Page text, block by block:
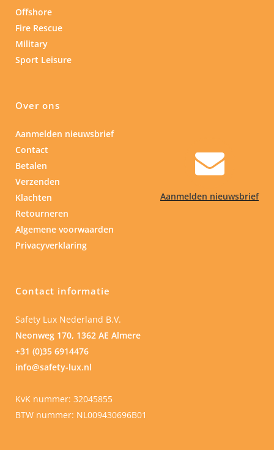
Aanmelden nieuwsbrief
Offshore
Fire Rescue
Military
Sport Leisure
Over ons
Aanmelden nieuwsbrief
Contact
Betalen
Verzenden
Klachten
Retourneren
Algemene voorwaarden
Privacyverklaring
Contact informatie
Safety Lux Nederland B.V.
Neonweg 170, 1362 AE Almere
+31 (0)35 6914476
info@safety-lux.nl
KvK nummer: 32045855
BTW nummer: NL009430696B01